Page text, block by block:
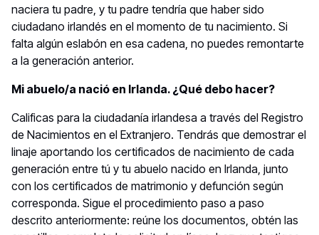
naciera tu padre, y tu padre tendría que haber sido
ciudadano irlandés en el momento de tu nacimiento. Si
falta algún eslabón en esa cadena, no puedes remontarte
a la generación anterior.
Mi abuelo/a nació en Irlanda. ¿Qué debo hacer?
Calificas para la ciudadanía irlandesa a través del Registro
de Nacimientos en el Extranjero. Tendrás que demostrar el
linaje aportando los certificados de nacimiento de cada
generación entre tú y tu abuelo nacido en Irlanda, junto
con los certificados de matrimonio y defunción según
corresponda. Sigue el procedimiento paso a paso
descrito anteriormente: reúne los documentos, obtén las